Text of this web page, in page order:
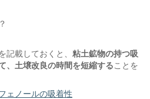
記載しておくと、 粘土鉱物の持つ吸
、土壌改良の時間を短縮することを
ェノールの吸着性